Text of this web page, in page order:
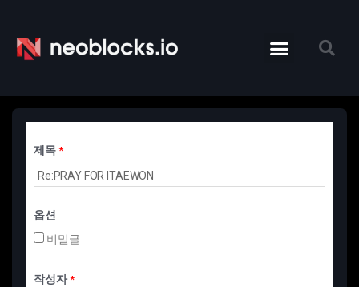
제목 *
옵션
비밀글
작성자 *